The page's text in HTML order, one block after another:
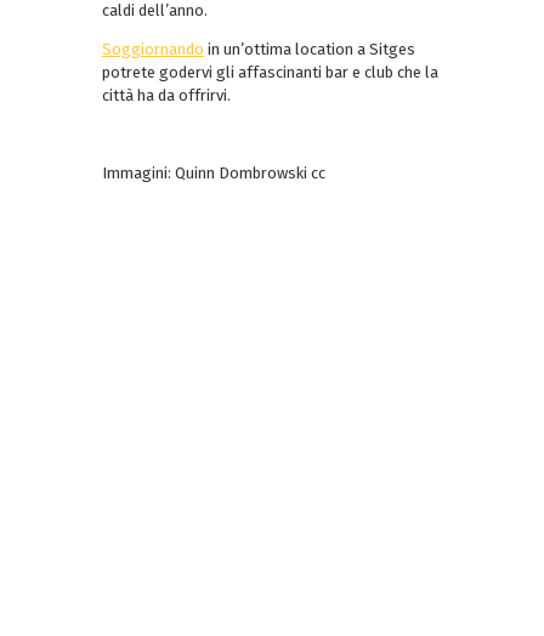
caldi dell’anno.
Soggiornando in un’ottima location a Sitges
potrete godervi gli affascinanti bar e club che la
città ha da offrirvi.
Immagini: Quinn Dombrowski cc